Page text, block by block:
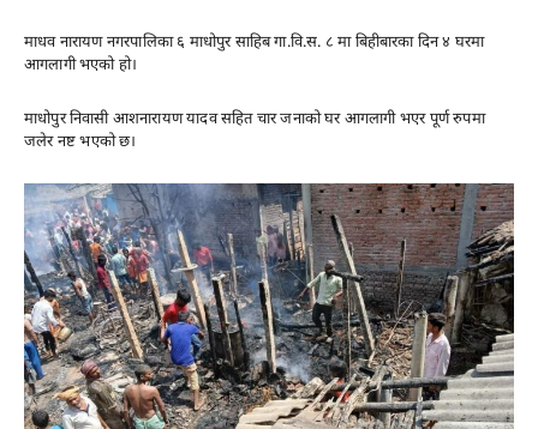
माधव नारायण नगरपालिका ६ माधोपुर साहिब गा.वि.स. ८ मा बिहीबारका दिन ४ घरमा
आगलागी भएको हो।
माधोपुर निवासी आशनारायण यादव सहित चार जनाको घर आगलागी भएर पूर्ण रुपमा
जलेर नष्ट भएको छ।